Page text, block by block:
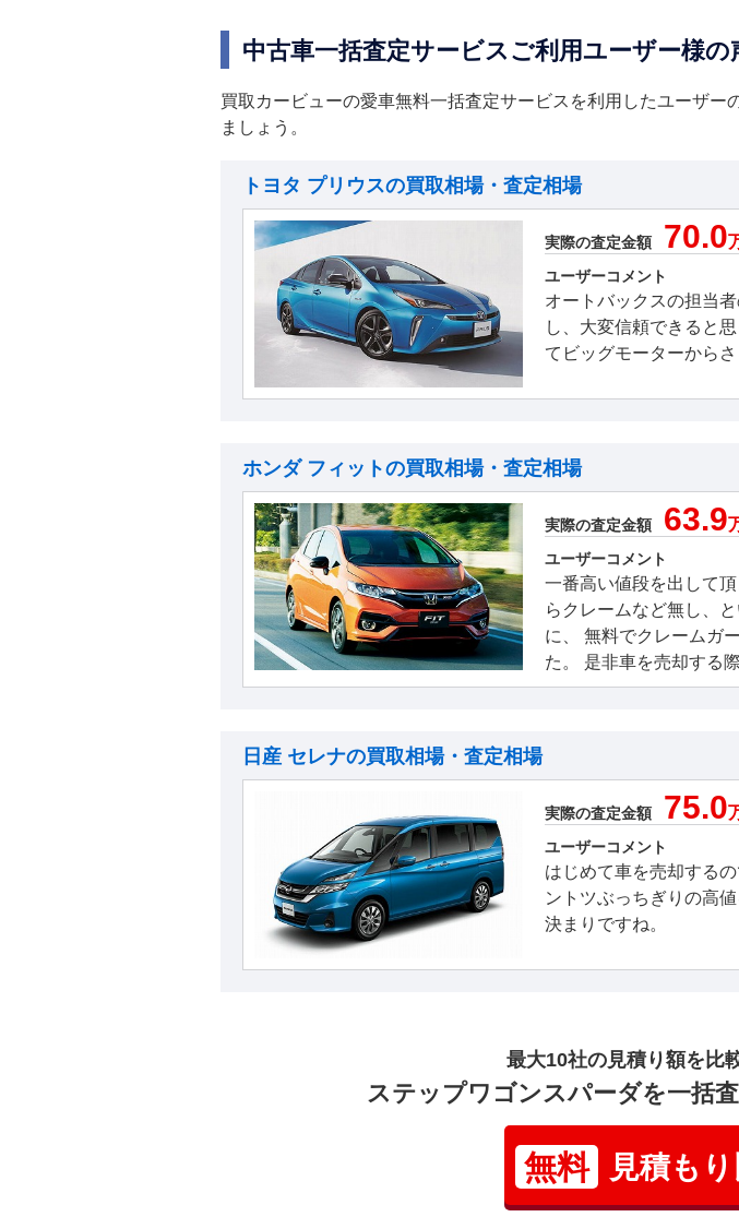
中古車一括査定サービスご利用ユーザー様の
買取カービューの愛車無料一括査定サービスを利用したユーザ
ましょう。
トヨタ プリウスの買取相場・査定相場
実際の査定金額 70.0
ユーザーコメント
オートバックスの担当
し、大変信頼できると
てビッグモーターから
ホンダ フィットの買取相場・査定相場
実際の査定金額 63.9
ユーザーコメント
一番高い値段を出して
らクレームなど無し、
に、 無料でクレームガ
た。 是非車を売却する
日産 セレナの買取相場・査定相場
実際の査定金額 75.0
ユーザーコメント
はじめて車を売却する
ントツぶっちぎりの高
決まりですね。
最大10社の見積り額を比
ステップワゴンスパーダを一括
無料 見積も